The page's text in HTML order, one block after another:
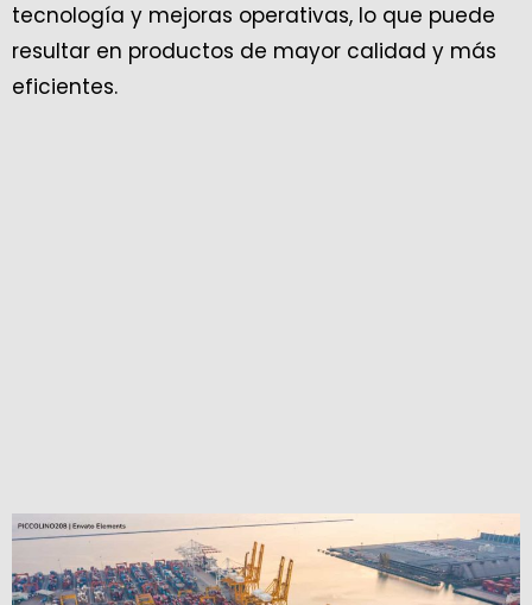
tecnología y mejoras operativas, lo que puede
resultar en productos de mayor calidad y más
eficientes.